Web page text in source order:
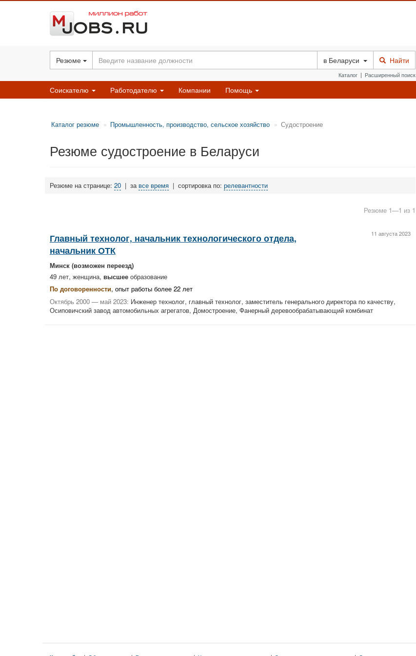
Резюме в Беларуси Найти
Каталог | Расширенный поиск
Соискателю Работодателю Компании Помощь
Каталог резюме Промышленность, производство, сельское хозяйство Судостроение
Резюме судостроение в Беларуси
Резюме на странице: 20 | за все время | сортировка по: релевантности
Резюме 1—1 из 1
11 августа 2023
Главный технолог, начальник технологического отдела,
начальник ОТК
Минск (возможен переезд)
49 лет, женщина, высшее образование
По договоренности, опыт работы более 22 лет
Октябрь 2000 — май 2023: Инженер технолог, главный технолог, заместитель генерального директора по качеству,
Осиповичский завод автомобильных агрегатов, Домостроение, Фанерный деревообрабатывающий комбинат